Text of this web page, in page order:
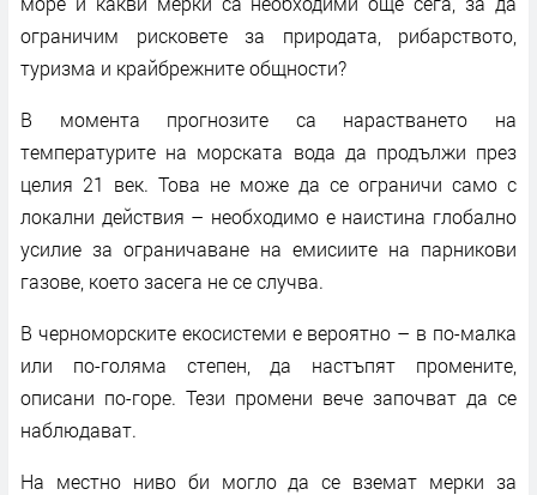
ограничим рисковете за природата, рибарството,
туризма и крайбрежните общности?
В момента прогнозите са нарастването на
температурите на морската вода да продължи през
целия 21 век. Това не може да се ограничи само с
локални действия – необходимо е наистина глобално
усилие за ограничаване на емисиите на парникови
газове, което засега не се случва.
В черноморските екосистеми е вероятно – в по-малка
или по-голяма степен, да настъпят промените,
описани по-горе. Тези промени вече започват да се
наблюдават.
На местно ниво би могло да се вземат мерки за